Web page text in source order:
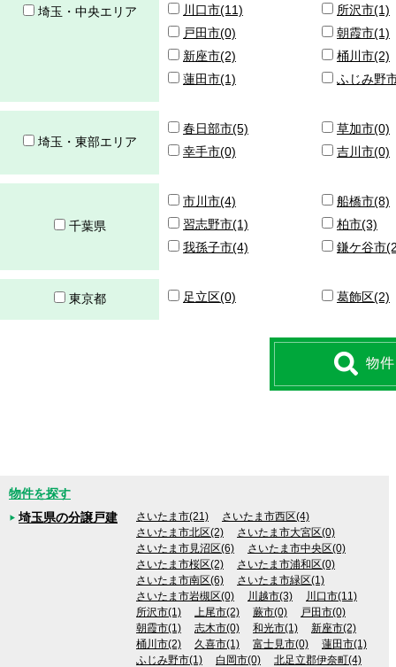
埼玉・中央エリア
川口市(11)
所沢市(1)
戸田市(0)
朝霞市(1)
新座市(2)
桶川市(2)
蓮田市(1)
ふじみ野
埼玉・東部エリア
春日部市(5)
草加市(0)
幸手市(0)
吉川市(0)
千葉県
市川市(4)
船橋市(8)
習志野市(1)
柏市(3)
我孫子市(4)
鎌ケ谷市
東京都 足立区(0) 葛飾区(2)
物件を探す
埼玉県の分譲戸建
さいたま市(21)
さいたま市西区(4)
さいたま市北区(2)
さいたま市大宮区(0)
さいたま市見沼区(6)
さいたま市中央区(0)
さいたま市桜区(2)
さいたま市浦和区(0)
さいたま市南区(6)
さいたま市緑区(1)
さいたま市岩槻区(0)
川越市(3)
川口市(11)
所沢市(1)
上尾市(2) 蕨市(0)
戸田市(0)
朝霞市(1)
志木市(0) 和光市(1)
新座市(2)
桶川市(2)
久喜市(1) 富士見市(0)
蓮田市(1)
ふじみ野市(1)
白岡市(0)
北足立郡伊奈町(4)